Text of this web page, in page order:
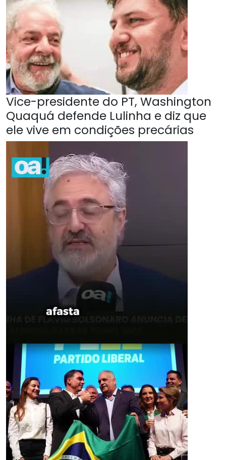
Vice-presidente do PT, Washington
Quaquá defende Lulinha e diz que
ele vive em condições precárias